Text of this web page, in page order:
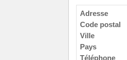
Adresse
Code postal
Ville
Pays
Téléphone